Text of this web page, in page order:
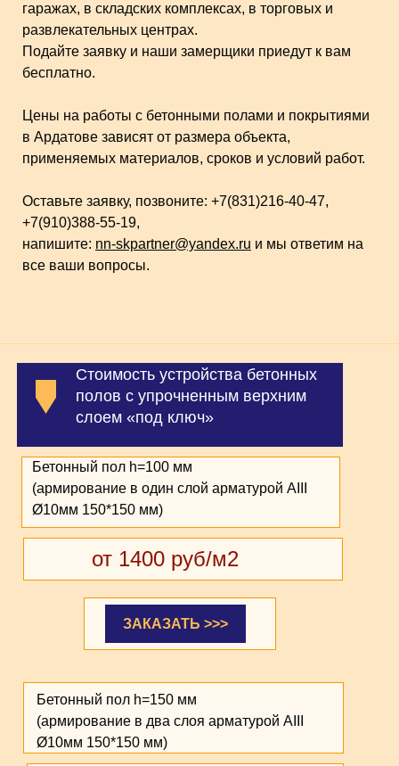
гаражах, в складских комплексах, в торговых и
развлекательных центрах.
Подайте заявку и наши замерщики приедут к вам
бесплатно.
Цены на работы с бетонными полами и покрытиями
в Ардатове зависят от размера объекта,
применяемых материалов, сроков и условий работ.
Оставьте заявку, позвоните: +7(831)216-40-47,
+7(910)388-55-19,
напишите: nn-skpartner@yandex.ru и мы ответим на
все ваши вопросы.
ЗАКАЗАТЬ >>>
от 1400 руб/м2
Бетонный пол h=100 мм
(армирование в один слой арматурой АIII
Ø10мм 150*150 мм)
Стоимость устройства бетонных
полов с упрочненным верхним
слоем «под ключ»
Бетонный пол h=150 мм
(армирование в два слоя арматурой АIII
Ø10мм 150*150 мм)